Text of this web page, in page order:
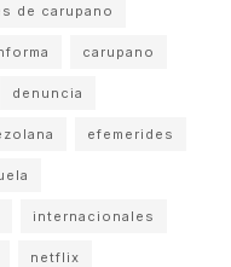
de carupano
carupano
denuncia
efemerides
internacionales
netflix